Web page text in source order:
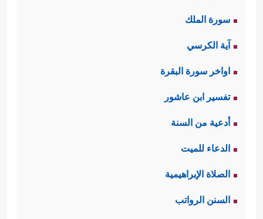
سورة الملك
آية الكرسي
اواخر سورة البقرة
تفسير ابن عاشور
أدعية من السنة
الدعاء للميت
الصلاة الإبراهيمية
السنن الرواتب